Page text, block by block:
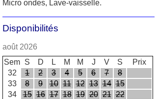
Micro ondes, Lave-vaisselle.
Disponibilités
août 2026
Sem S D L M M J V S
Prix
32
1 2 3 4 5 6 7
8
33
8 9 10 11 12 13 14 15
34
15 16 17 18 19 20 21 22